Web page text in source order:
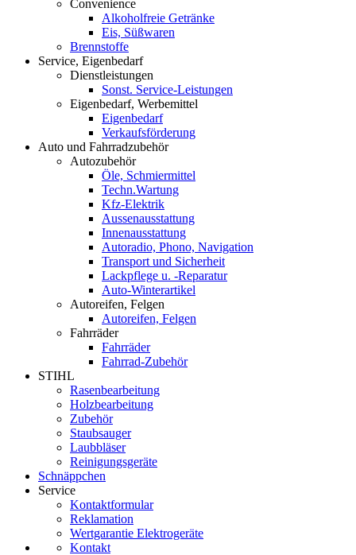
Convenience
Alkoholfreie Getränke
Eis, Süßwaren
Brennstoffe
Service, Eigenbedarf
Dienstleistungen
Sonst. Service-Leistungen
Eigenbedarf, Werbemittel
Eigenbedarf
Verkaufsförderung
Auto und Fahrradzubehör
Autozubehör
Öle, Schmiermittel
Techn.Wartung
Kfz-Elektrik
Aussenausstattung
Innenausstattung
Autoradio, Phono, Navigation
Transport und Sicherheit
Lackpflege u. -Reparatur
Auto-Winterartikel
Autoreifen, Felgen
Autoreifen, Felgen
Fahrräder
Fahrräder
Fahrrad-Zubehör
STIHL
Rasenbearbeitung
Holzbearbeitung
Zubehör
Staubsauger
Laubbläser
Reinigungsgeräte
Schnäppchen
Service
Kontaktformular
Reklamation
Wertgarantie Elektrogeräte
Kontakt